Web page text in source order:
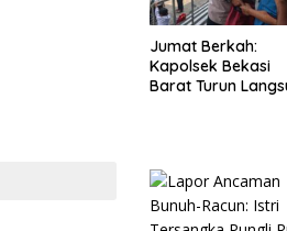
Jumat Berkah:
Kapolsek Bekasi
Barat Turun